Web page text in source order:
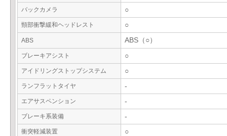
バックカメラ ○
頸部衝撃緩和ヘッドレスト ○
ABS ABS（○）
ブレーキアシスト ○
アイドリングストップシステム ○
ランフラットタイヤ -
エアサスペンション -
ブレーキ系装備 -
衝突軽減装置 ○